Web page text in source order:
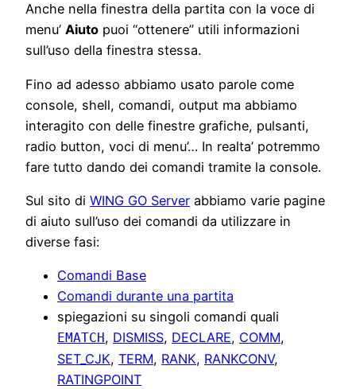
Anche nella finestra della partita con la voce di
menu’ Aiuto puoi “ottenere” utili informazioni
sull’uso della finestra stessa.
Fino ad adesso abbiamo usato parole come
console, shell, comandi, output ma abbiamo
interagito con delle finestre grafiche, pulsanti,
radio button, voci di menu’… In realta’ potremmo
fare tutto dando dei comandi tramite la console.
Sul sito di WING GO Server abbiamo varie pagine
di aiuto sull’uso dei comandi da utilizzare in
diverse fasi:
Comandi Base
Comandi durante una partita
spiegazioni su singoli comandi quali
EMATCH , DISMISS, DECLARE, COMM,
SET_CJK, TERM, RANK, RANKCONV,
RATINGPOINT